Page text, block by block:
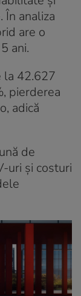
În analiza
are o
ani.
la 42.627
pierderea
adică
de
uri și costuri